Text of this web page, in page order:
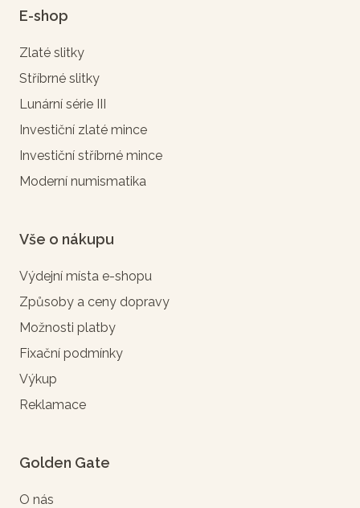
E-shop
Zlaté slitky
Stříbrné slitky
Lunární série III
Investiční zlaté mince
Investiční stříbrné mince
Moderní numismatika
Vše o nákupu
Výdejní místa e-shopu
Způsoby a ceny dopravy
Možnosti platby
Fixační podmínky
Výkup
Reklamace
Golden Gate
O nás